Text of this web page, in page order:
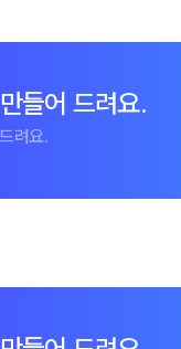
들어 드려요.
려요.